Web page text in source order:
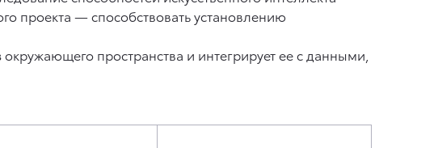
проекта — способствовать установлению
пространства и интегрирует ее с данными,